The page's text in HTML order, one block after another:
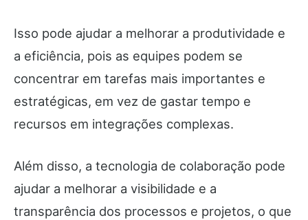
Isso pode ajudar a melhorar a produtividade e
a eficiência, pois as equipes podem se
concentrar em tarefas mais importantes e
estratégicas, em vez de gastar tempo e
recursos em integrações complexas.
Além disso, a tecnologia de colaboração pode
ajudar a melhorar a visibilidade e a
transparência dos processos e projetos, o que